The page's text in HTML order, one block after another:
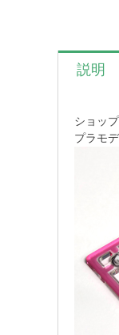
説明
ショッ
プラモ